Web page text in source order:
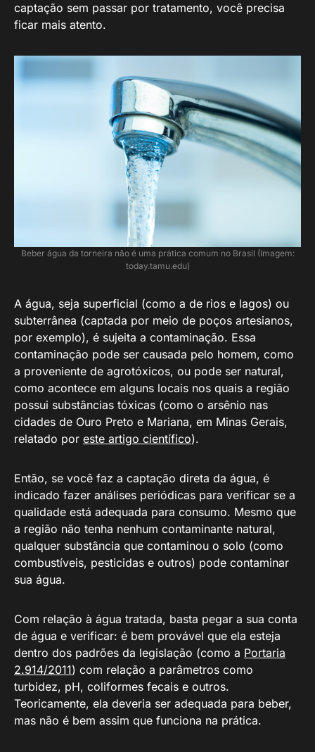
captação sem passar por tratamento, você precisa
ficar mais atento.
Beber água da torneira não é uma prática comum no Brasil (Imagem:
today.tamu.edu)
A água, seja superficial (como a de rios e lagos) ou
subterrânea (captada por meio de poços artesianos,
por exemplo), é sujeita a contaminação. Essa
contaminação pode ser causada pelo homem, como
a proveniente de agrotóxicos, ou pode ser natural,
como acontece em alguns locais nos quais a região
possui substâncias tóxicas (como o arsênio nas
cidades de Ouro Preto e Mariana, em Minas Gerais,
relatado por este artigo científico).
Então, se você faz a captação direta da água, é
indicado fazer análises periódicas para verificar se a
qualidade está adequada para consumo. Mesmo que
a região não tenha nenhum contaminante natural,
qualquer substância que contaminou o solo (como
combustíveis, pesticidas e outros) pode contaminar
sua água.
Com relação à água tratada, basta pegar a sua conta
de água e verificar: é bem provável que ela esteja
dentro dos padrões da legislação (como a Portaria
2.914/2011) com relação a parâmetros como
turbidez, pH, coliformes fecais e outros.
Teoricamente, ela deveria ser adequada para beber,
mas não é bem assim que funciona na prática.